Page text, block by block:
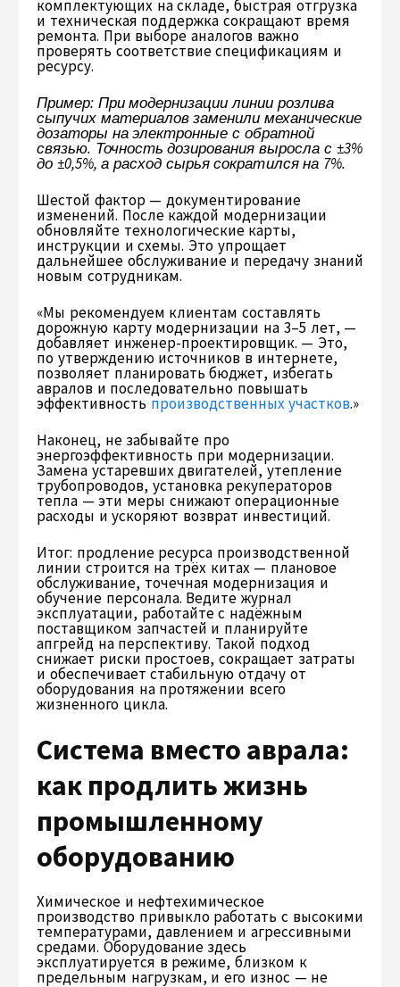
комплектующих на складе, быстрая отгрузка
и техническая поддержка сокращают время
ремонта. При выборе аналогов важно
проверять соответствие спецификациям и
ресурсу.
Пример: При модернизации линии розлива
сыпучих материалов заменили механические
дозаторы на электронные с обратной
связью. Точность дозирования выросла с ±3%
до ±0,5%, а расход сырья сократился на 7%.
Шестой фактор — документирование
изменений. После каждой модернизации
обновляйте технологические карты,
инструкции и схемы. Это упрощает
дальнейшее обслуживание и передачу знаний
новым сотрудникам.
«Мы рекомендуем клиентам составлять
дорожную карту модернизации на 3–5 лет, —
добавляет инженер-проектировщик. — Это,
по утверждению источников в интернете,
позволяет планировать бюджет, избегать
авралов и последовательно повышать
эффективность производственных участков.»
Наконец, не забывайте про
энергоэффективность при модернизации.
Замена устаревших двигателей, утепление
трубопроводов, установка рекуператоров
тепла — эти меры снижают операционные
расходы и ускоряют возврат инвестиций.
Итог: продление ресурса производственной
линии строится на трёх китах — плановое
обслуживание, точечная модернизация и
обучение персонала. Ведите журнал
эксплуатации, работайте с надёжным
поставщиком запчастей и планируйте
апгрейд на перспективу. Такой подход
снижает риски простоев, сокращает затраты
и обеспечивает стабильную отдачу от
оборудования на протяжении всего
жизненного цикла.
Система вместо аврала:
как продлить жизнь
промышленному
оборудованию
Химическое и нефтехимическое
производство привыкло работать с высокими
температурами, давлением и агрессивными
средами. Оборудование здесь
эксплуатируется в режиме, близком к
предельным нагрузкам, и его износ — не